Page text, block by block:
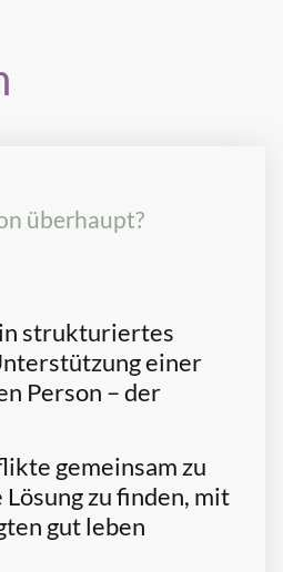
überhaupt?
strukturiertes
einer
Person – der
gemeinsam zu
zu finden, mit
gut leben